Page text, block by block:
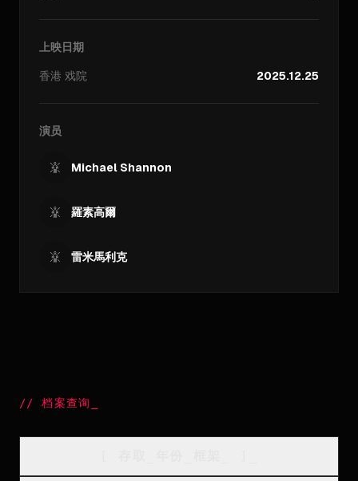
上映日期
香港 戏院 2025.12.25
演员
Michael Shannon
羅素高爾
雷米馬利克
//档案查询